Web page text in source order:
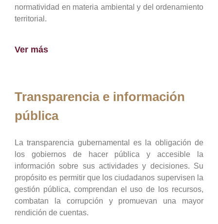
normatividad en materia ambiental y del ordenamiento
territorial.
Ver más
Transparencia e información
pública
La transparencia gubernamental es la obligación de
los gobiernos de hacer pública y accesible la
información sobre sus actividades y decisiones. Su
propósito es permitir que los ciudadanos supervisen la
gestión pública, comprendan el uso de los recursos,
combatan la corrupción y promuevan una mayor
rendición de cuentas.